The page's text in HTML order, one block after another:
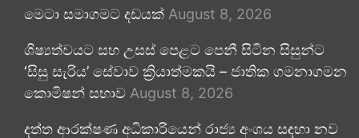
මෙටා සමාගමට දඩයක් August 8, 2026
ශිෂ්‍යත්වයට සහ උසස් පෙළට පෙනී සිටින සිසුන්ට
‘සිසු සැරිය’ සේවාව ක්‍රියාත්මකයි – ජාතික ගමනාගමන
කොමිෂන් සභාව August 8, 2026
දත්ත ආරක්ෂණ අධිකාරියෙන් රාජ්‍ය අංශය සඳහා නව